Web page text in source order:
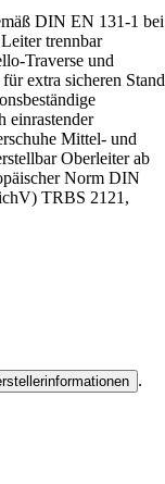
DIN EN 131-1 bei
trennbar
Traverse und
extra sicheren Stand
einrastender
Mittel- und
Oberleiter ab
Norm DIN
TRBS 2121,
.